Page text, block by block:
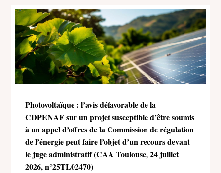
Photovoltaïque : l’avis défavorable de la
CDPENAF sur un projet susceptible d’être soumis
à un appel d’offres de la Commission de régulation
de l’énergie peut faire l’objet d’un recours devant
le juge administratif (CAA Toulouse, 24 juillet
2026, n°25TL02470)